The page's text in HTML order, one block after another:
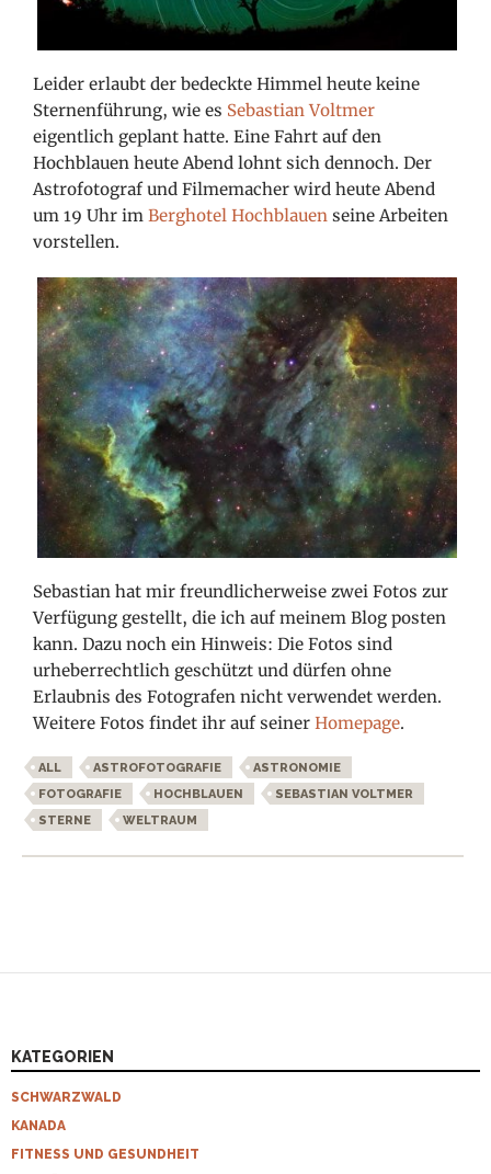
Leider erlaubt der bedeckte Himmel heute keine
Sternenführung, wie es Sebastian Voltmer
eigentlich geplant hatte. Eine Fahrt auf den
Hochblauen heute Abend lohnt sich dennoch. Der
Astrofotograf und Filmemacher wird heute Abend
um 19 Uhr imBerghotel Hochblauen seine Arbeiten
vorstellen.
Sebastian hat mir freundlicherweise zwei Fotos zur
Verfügung gestellt, die ich auf meinem Blog posten
kann. Dazu noch ein Hinweis: Die Fotos sind
urheberrechtlich geschützt und dürfen ohne
Erlaubnis des Fotografen nicht verwendet werden.
Weitere Fotos findet ihr auf seinerHomepage.
ALL ASTROFOTOGRAFIE
ASTRONOMIE
FOTOGRAFIE
HOCHBLAUEN
SEBASTIAN VOLTMER
STERNE
WELTRAUM
KATEGORIEN
SCHWARZWALD
KANADA
FITNESS UND GESUNDHEIT